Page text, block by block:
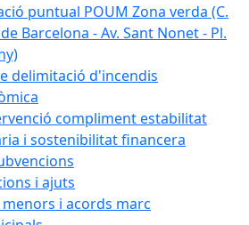
puntual POUM Zona verda (C.
Barcelona - Av. Sant Nonet - Pl.
delimitació d'incendis
compliment estabilitat
i sostenibilitat financera
i ajuts
i acords marc